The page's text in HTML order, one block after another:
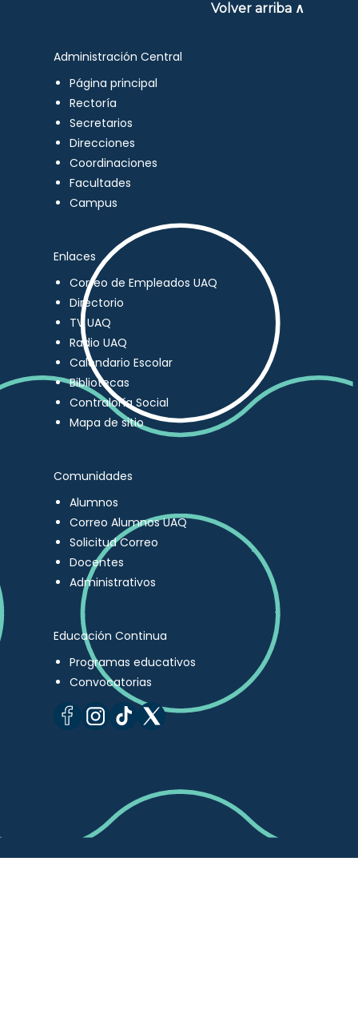
Volver arriba ∧
Administración Central
Página principal
Rectoría
Secretarios
Direcciones
Coordinaciones
Facultades
Campus
Enlaces
Correo de Empleados UAQ
Directorio
TV UAQ
Radio UAQ
Calendario Escolar
Bibliotecas
Contraloría Social
Mapa de sitio
Comunidades
Alumnos
Correo Alumnos UAQ
Solicitud Correo
Docentes
Administrativos
Educación Continua
Programas educativos
Convocatorias